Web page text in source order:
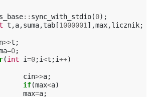
:: sync_with_stdio(0);
t ,a,suma,tab [1000001 ],max,licznik;
>>t ;
=0;
(int i=0;i<t ;i++)
cin>>a;
if(max<a)
max=a;